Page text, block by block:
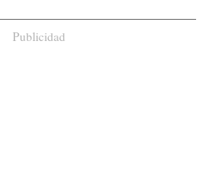
Publicidad